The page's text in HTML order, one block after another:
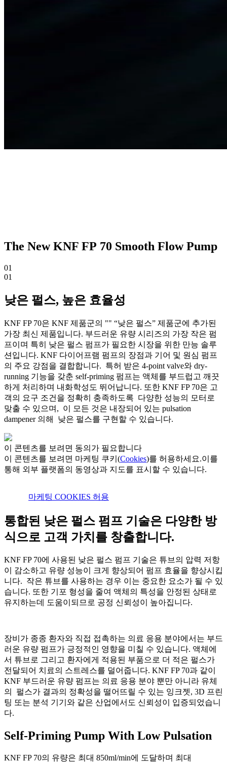
The New KNF FP 70 Smooth Flow Pump
01
01
낮은 펄스, 높은 효율성
KNF FP 70은 KNF 제품군의 "" “낮은 펄스” 제품군에 추가된
가장 최신 제품입니다. 부드러운 유량 시리즈의 가장 작은 펌
프이며 특히 낮은 펄스 펌프가 필요한 시장을 위한 만능 솔루
션입니다. KNF 다이어프램 펌프의 장점과 기어 및 원심 펌프
의 주요 강점을 결합합니다. 특허 받은 4-point valve와 dry-
running 기능을 갖춘 self-priming 펌프는 액체를 부드럽고 깨끗
하게 처리하며 내화학성도 뛰어납니다. 또한 KNF FP 70은 고
객의 요구 조건을 정확히 충족하도록 다양한 성능의 모터로
맞출 수 있으며, 이 모든 것은 내장되어 있는 pulsation
dampener 의해 낮은 펄스를 구현할 수 있습니다.
이 콘텐츠를 보려면 동의가 필요합니다
이 콘텐츠를 보려면 마케팅 쿠키(Cookies)를 허용하세요.이를
통해 외부 플랫폼의 동영상과 지도를 표시할 수 있습니다.
마케팅 COOKIES 허용
통합된 낮은 펄스 펌프 기술은 다양한 방
식으로 고객 가치를 창출합니다.
KNF FP 70에 사용된 낮은 펄스 펌프 기술은 튜브의 압력 저항
이 감소하고 유량 성능이 크게 향상되어 펌프 효율을 향상시킵
니다. 작은 튜브를 사용하는 경우 이는 중요한 요소가 될 수 있
습니다. 또한 기포 형성을 줄여 액체의 특성을 안정된 상태로
유지하는데 도움이되므로 공정 신뢰성이 높아집니다.
장비가 종종 환자와 직접 접촉하는 의료 응용 분야에서는 부드
러운 유량 펌프가 긍정적인 영향을 미칠 수 있습니다. 액체에
서 튜브로 그리고 환자에게 적용된 부품으로 더 적은 펄스가
전달되어 치료의 스트레스를 덜어줍니다. KNF FP 70과 같이
KNF 부드러운 유량 펌프는 의료 응용 분야 뿐만 아니라 유체
의 펄스가 결과의 정확성을 떨어뜨릴 수 있는 잉크젯, 3D 프린
팅 또는 분석 기기와 같은 산업에서도 신뢰성이 입증되었습니
다.
Self-Priming Pump With Low Pulsation
KNF FP 70의 유량은 최대 850ml/min에 도달하며 최대